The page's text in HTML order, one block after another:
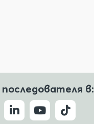
последователя в: